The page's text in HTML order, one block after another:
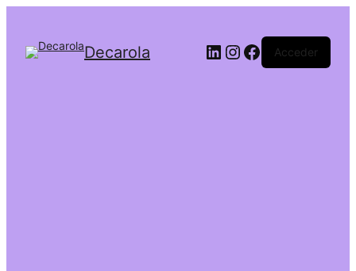
Decarola Acceder